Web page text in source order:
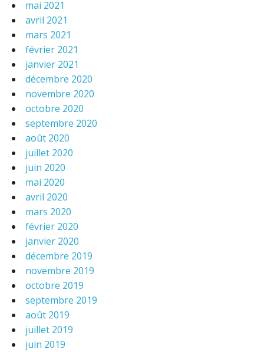
mai 2021
avril 2021
mars 2021
février 2021
janvier 2021
décembre 2020
novembre 2020
octobre 2020
septembre 2020
août 2020
juillet 2020
juin 2020
mai 2020
avril 2020
mars 2020
février 2020
janvier 2020
décembre 2019
novembre 2019
octobre 2019
septembre 2019
août 2019
juillet 2019
juin 2019